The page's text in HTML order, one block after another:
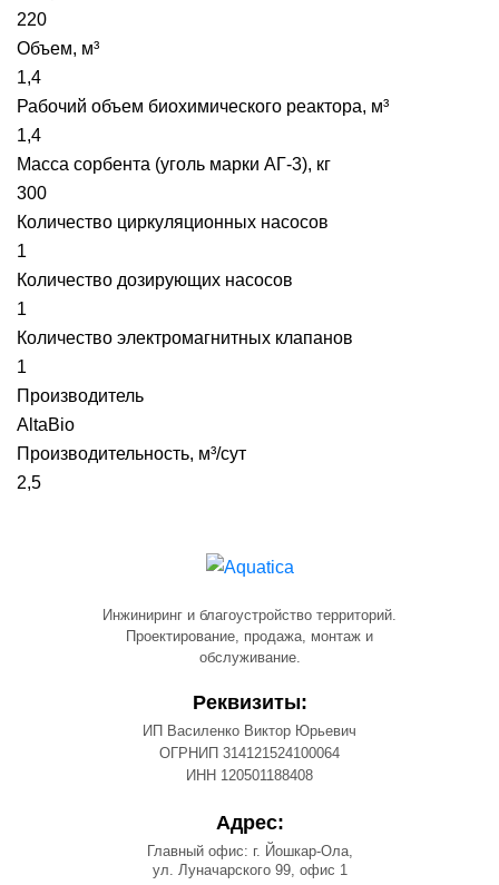
220
Объем, м³
1,4
Рабочий объем биохимического реактора, м³
1,4
Масса сорбента (уголь марки АГ-3), кг
300
Количество циркуляционных насосов
1
Количество дозирующих насосов
1
Количество электромагнитных клапанов
1
Производитель
AltaBio
Производительность, м³/сут
2,5
Инжиниринг и благоустройство территорий.
Проектирование, продажа, монтаж и
обслуживание.
Реквизиты:
ИП Василенко Виктор Юрьевич
ОГРНИП 314121524100064
ИНН 120501188408
Адрес:
Главный офис: г. Йошкар-Ола,
ул. Луначарского 99, офис 1